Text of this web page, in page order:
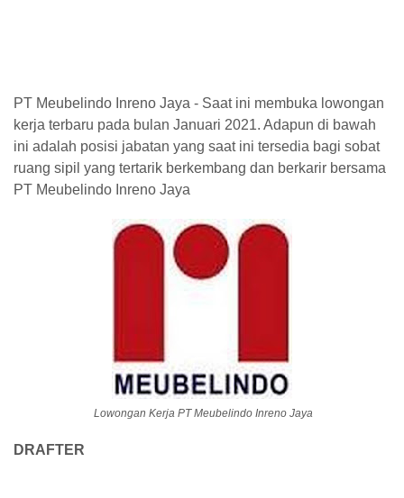
PT Meubelindo Inreno Jaya - Saat ini membuka lowongan
kerja terbaru pada bulan Januari 2021. Adapun di bawah
ini adalah posisi jabatan yang saat ini tersedia bagi sobat
ruang sipil yang tertarik berkembang dan berkarir bersama
PT Meubelindo Inreno Jaya
Lowongan Kerja PT Meubelindo Inreno Jaya
DRAFTER